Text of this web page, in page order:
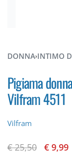
DONNA›INTIMO
Pigiama
Vilfram 4511
Vilfram
€25,50 € 9,99